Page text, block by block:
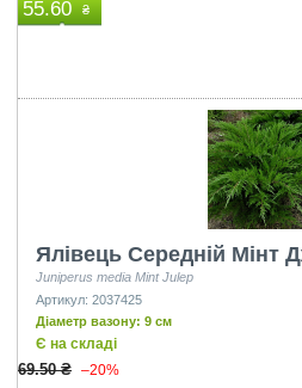
55.60 ₴
Ялівець Середній Мінт
Juniperus media Mint Julep
Артикул: 2037425
Діаметр вазону: 9 см
Є на складі
69.50 ₴ –20%